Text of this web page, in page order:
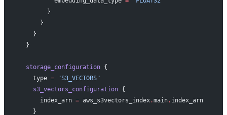
        }
      }
    }
  }
  storage_configuration
{
    type
= "S3_VECTORS"
    s3_vectors_configuration
{
      index_arn
= aws_s3vectors_index.main. index_arn
    }